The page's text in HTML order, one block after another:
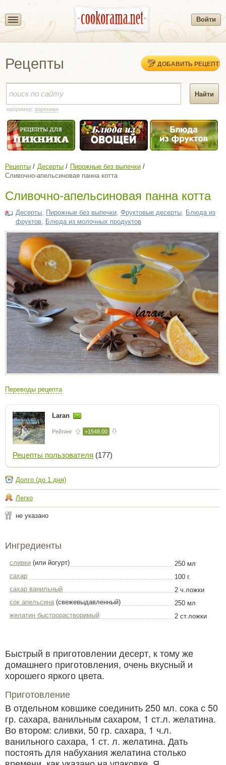
Войти
Рецепты ДОБАВИТЬ РЕЦЕПТ
например: вареники
Рецепты Десерты
Пирожные без выпечки
Сливочно-апельсиновая панна котта
Сливочно-апельсиновая панна котта
Десерты Пирожные без выпечки Фруктовые десерты Блюда из
фруктов Блюда из молочных продуктов
Переводы рецепта
Laran
Рейтинг +1548.00
Рецепты пользователя (177)
Долго (до 1 дня)
Легко
не указано
Ингредиенты
сливки (или йогурт)
250 мл
сахар
100 г.
сахар ванильный
2 ч.ложки
сок апельсина (свежевыдавленный)
250 мл
желатин быстрорастворимый
2 ст.ложки
Быстрый в приготовлении десерт, к тому же
домашнего приготовления, очень вкусный и
хорошего яркого цвета.
Приготовление
В отдельном ковшике соединить 250 мл. сока с 50
гр. сахара, ванильным сахаром, 1 ст.л. желатина.
Во втором: сливки, 50 гр. сахара, 1 ч.л.
ванильного сахара, 1 ст. л. желатина. Дать
постоять для набухания желатина столько